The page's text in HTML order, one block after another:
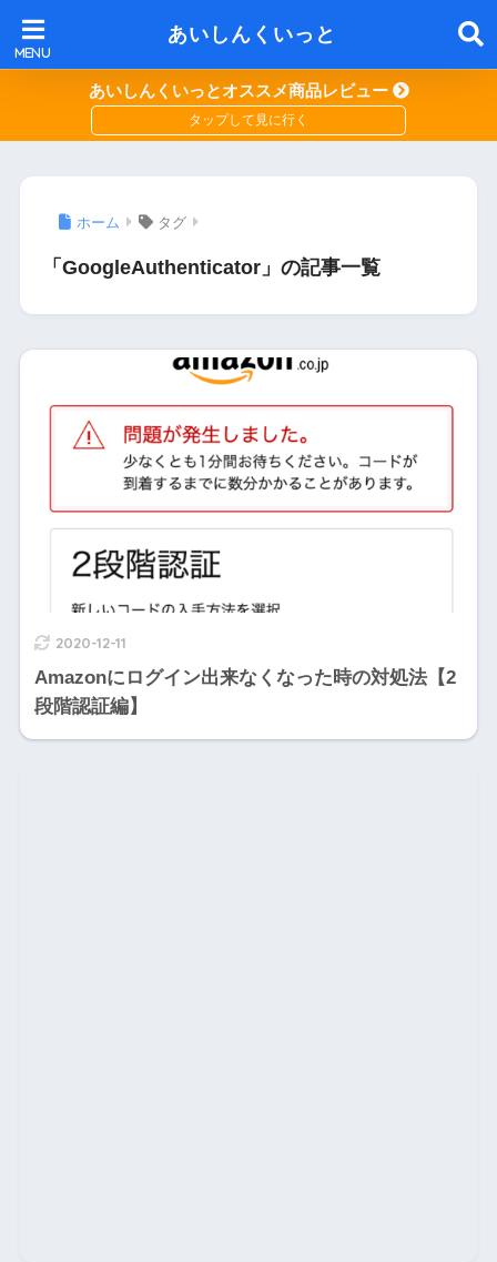
あいしんくいっと
あいしんくいっとオススメ商品レビュー
ホーム タグ
「GoogleAuthenticator」の記事一覧
2020-12-11
Amazonにログイン出来なくなった時の対処法【2
段階認証編】